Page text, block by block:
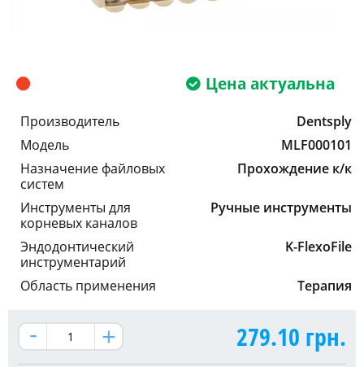
Цена актуальна
Производитель
Dentsply
Модель
MLF000101
Назначение файловых
систем
Прохождение к/к
Инструменты для
корневых каналов
Ручные инструменты
Эндодонтический
инструментарий
K-FlexoFile
Область применения Терапия
279.10 грн.